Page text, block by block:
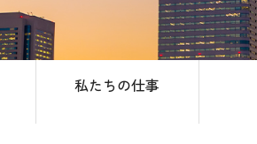
私たちの仕事